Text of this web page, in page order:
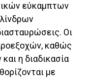
εύκαμπτων
Οι
καθώς
η διαδικασία
με